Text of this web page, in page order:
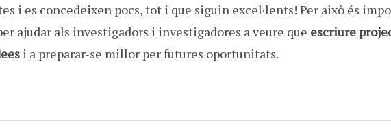
i es concedeixen pocs, tot i que siguin excel·lents! Per això és
ajudar als investigadors i investigadores a veure que escriure
i a preparar-se millor per futures oportunitats.